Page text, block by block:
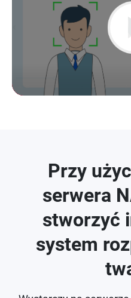
Przy
serwera
stworzyć
system